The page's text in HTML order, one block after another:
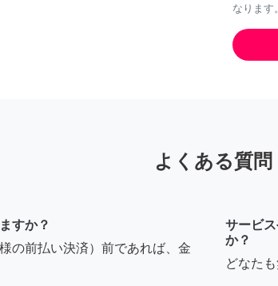
なります。
よくある質問
すか？
の前払い決済）前であれば、金
サービ
か？
どなた